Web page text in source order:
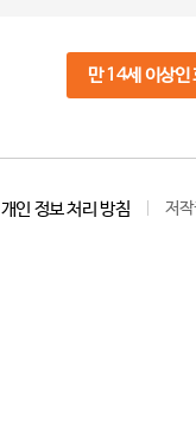
만 14세 이상인
개인 정보 처리 방침 저